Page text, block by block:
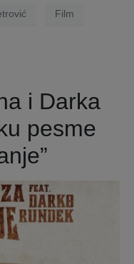
Film
i Darka
pesme